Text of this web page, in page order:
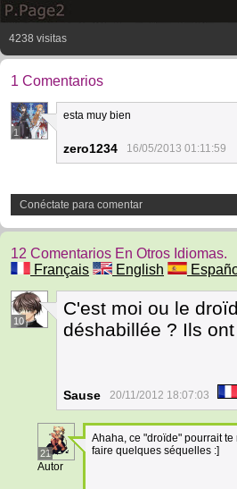
4238 visitas
1 Comentarios
1
esta muy bien
zero1234 16/05/2013 01:11:59
Conéctate para comentar
12 Comentarios En Otros Idiomas.
Français
English
10
C'est moi ou le
déshabillée ? Ils
Sause 20/11/2012 18:07:03
21
Autor
Ahaha, ce "droïde" pourrait
faire quelques séquelles :]